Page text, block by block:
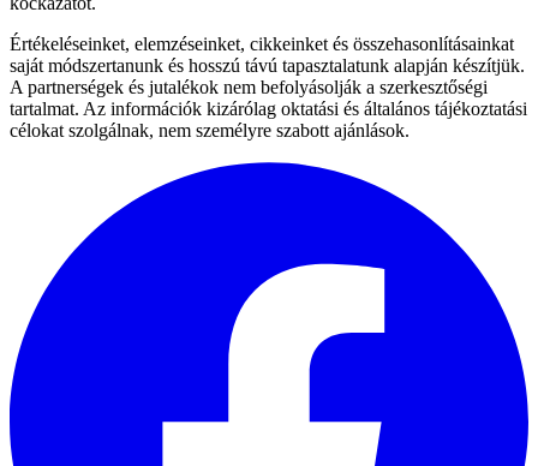
Értékeléseinket, elemzéseinket, cikkeinket és összehasonlításainkat
saját módszertanunk és hosszú távú tapasztalatunk alapján készítjük.
A partnerségek és jutalékok nem befolyásolják a szerkesztőségi
tartalmat. Az információk kizárólag oktatási és általános tájékoztatási
célokat szolgálnak, nem személyre szabott ajánlások.